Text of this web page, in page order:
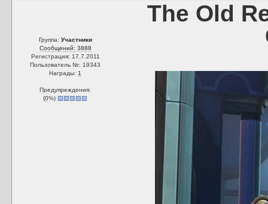
Группа: Участники
Сообщений: 3888
Регистрация: 17.7.2011
Пользователь №: 19343
Награды: 1
Предупреждения:
(0%)
The Old